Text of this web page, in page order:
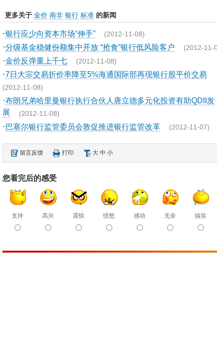
更多关于 金价 南非 银行 标准 的新闻
·银行应少向资本市场“伸手” (2012-11-08)
·分级基金稳健份额集中开放 “抢食”银行低风险客户 (2012-11-
·金价反弹重上千七 (2012-11-08)
·7日大宗交易折价率降至5%海通国际部再现银行股平价交易
(2012-11-08)
·布朗兄弟哈里曼银行执行合伙人唐立德多元化投资有助QDII发
展 (2012-11-08)
·巴塞尔银行监管委员会敦促推进银行监管改革 (2012-11-07)
留言反馈 打印 大 中 小
您看完后的感受
支持 高兴 震惊 愤怒 感动 无奈 搞笑